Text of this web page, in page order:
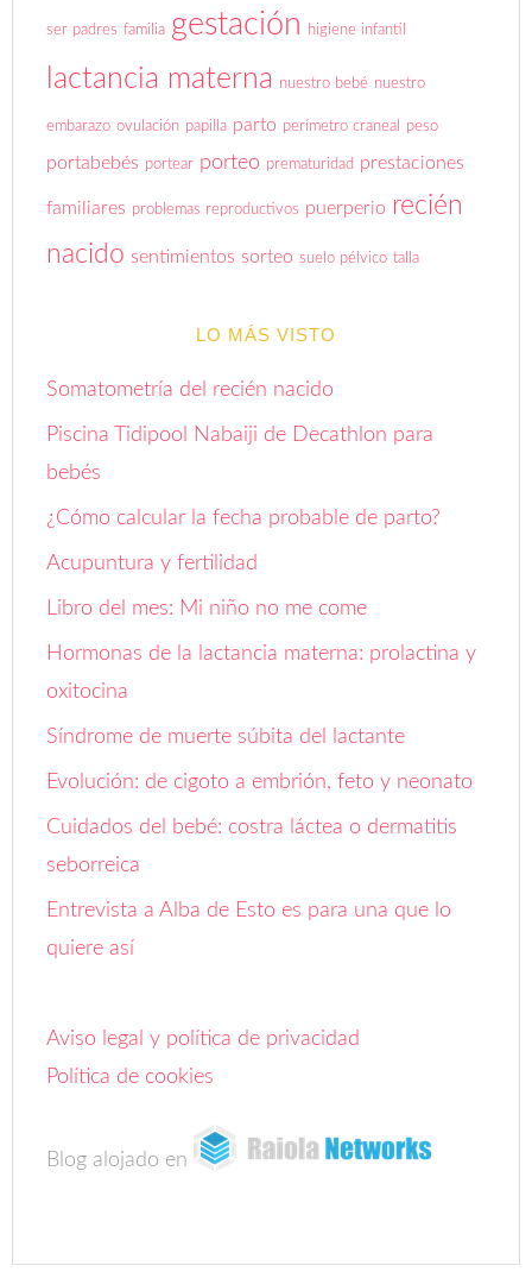
ser padres familia gestación higiene infantil
lactancia materna nuestro bebé nuestro
embarazo ovulación papilla parto perímetro craneal peso
portabebés portear porteo prematuridad prestaciones
familiares problemas reproductivos puerperio recién
nacido sentimientos sorteo suelo pélvico talla
LO MÁS VISTO
Somatometría del recién nacido
Piscina Tidipool Nabaiji de Decathlon para
bebés
¿Cómo calcular la fecha probable de parto?
Acupuntura y fertilidad
Libro del mes: Mi niño no me come
Hormonas de la lactancia materna: prolactina y
oxitocina
Síndrome de muerte súbita del lactante
Evolución: de cigoto a embrión, feto y neonato
Cuidados del bebé: costra láctea o dermatitis
seborreica
Entrevista a Alba de Esto es para una que lo
quiere así
Aviso legal y política de privacidad
Política de cookies
Blog alojado en